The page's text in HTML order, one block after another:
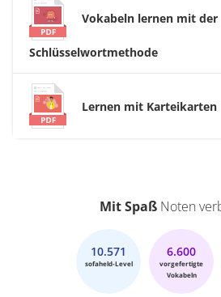
Vokabeln lernen mit der
Schlüsselwortmethode
Lernen mit Karteikarten
Mit Spaß Noten
10.571
sofaheld-Level
6.600
vorgefertigte
Vokabeln